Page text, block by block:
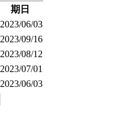
期日
2023/06/03
2023/09/16
2023/08/12
2023/07/01
2023/06/03